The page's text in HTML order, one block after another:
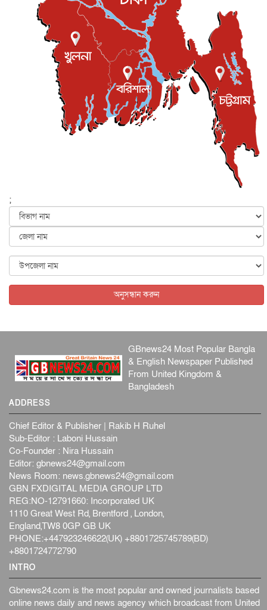
শিল্পকলায় চলচ্চিত্র উৎসব, বিনা মূল্যে দেখা যাবে ৬ সিনেমা
বিনোদন ৮ আগস্ট, ২০২৬
ইস্ট লন্ডন মসজিদের জুমার খুতবা : “কুরআন হোক জীবন দেখার
লেন্স...
ইসলাম ও জীবন ৭ আগস্ট, ২০২৬
সিলেটের কন্যা মোহিনী রশিদ এনওয়াইপিডির উচ্চপদস্থ কর্মকর্তা
দেশজুড়ে ৬ আগস্ট, ২০২৬
আজ থেকে সবার জন্য উন্মুক্ত জুলাই স্মৃতি জাদুঘর
৬ আগস্ট, ২০২৬
৬ আগস্ট, ২০২৬
জুলাইয়ের কৃতিত্ব নেওয়ার জন্য সবাই প্রতিযোগিতায় নেমেছে :
৬ আগস্ট, ২০২৬
৬ আগস্ট, ২০২৬
;
অনুসন্ধান করুন
GBnews24 Most Popular Bangla
& English Newspaper Published
From United Kingdom &
Bangladesh
ADDRESS
Chief Editor & Publisher | Rakib H Ruhel
Sub-Editor : Laboni Hussain
Co-Founder : Nira Hussain
Editor: gbnews24@gmail.com
News Room: news.gbnews24@gmail.com
GBN FXDIGITAL MEDIA GROUP LTD
REG:NO-12791660: Incorporated UK
1110 Great West Rd, Brentford , London,
England,TW8 0GP GB UK
PHONE:+447923246622(UK) +8801725745789(BD)
+8801724772790
INTRO
Gbnews24.com is the most popular and owned journalists based
online news daily and news agency which broadcast from United